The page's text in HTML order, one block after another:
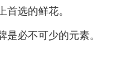
选的鲜花。
必不可少的元素。